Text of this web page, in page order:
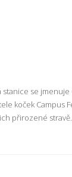
se
koček Campus
přirozené stravě.